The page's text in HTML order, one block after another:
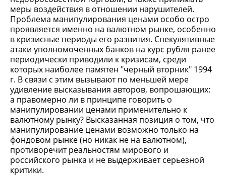
меры воздействия в отношении нарушителей.
Проблема манипулирования ценами особо остро
проявляется именно на валютном рынке, особенно
в кризисные периоды его развития. Спекулятивные
атаки уполномоченных банков на курс рубля ранее
периодически приводили к кризисам, среди
которых наиболее памятен "черный вторник" 1994
г. В связи с этим вызывают по меньшей мере
удивление высказывания авторов, вопрошающих:
а правомерно ли в принципе говорить о
манипулировании ценами применительно к
валютному рынку? Высказанная позиция о том, что
манипулирование ценами возможно только на
фондовом рынке (но никак не на валютном),
противоречит реальностям мирового и
российского рынка и не выдерживает серьезной
критики.